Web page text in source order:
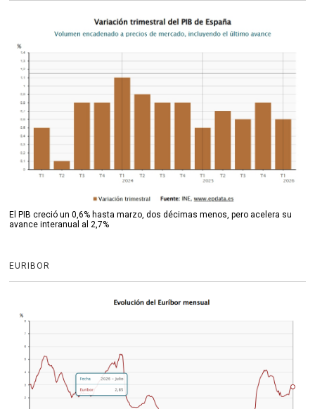
El PIB creció un 0,6% hasta marzo, dos décimas menos, pero acelera su
avance interanual al 2,7%
EURIBOR